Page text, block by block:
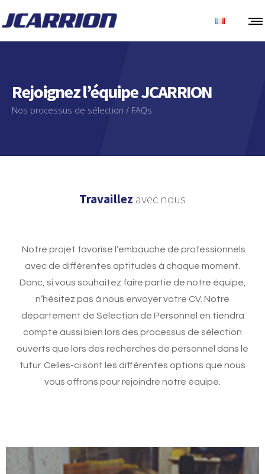
Rejoignez l’équipe JCARRION
Nos processus de sélection / FAQs
Travaillez avec nous
Notre projet favorise l’embauche de professionnels
avec de différentes aptitudes à chaque moment.
Donc, si vous souhaitez faire partie de notre équipe,
n’hésitez pas à nous envoyer votre CV. Notre
département de Sélection de Personnel en tiendra
compte aussi bien lors des processus de sélection
ouverts que lors des recherches de personnel dans le
futur. Celles-ci sont les différentes options que nous
vous offrons pour rejoindre notre équipe.